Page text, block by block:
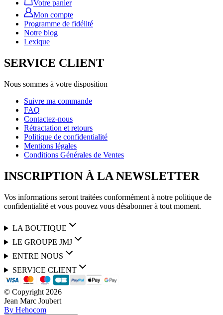
Votre panier
Mon compte
Programme de fidélité
Notre blog
Lexique
SERVICE CLIENT
Nous sommes à votre disposition
Suivre ma commande
FAQ
Contactez-nous
Rétractation et retours
Politique de confidentialité
Mentions légales
Conditions Générales de Ventes
INSCRIPTION À LA NEWSLETTER
Vos informations seront traitées conformément à notre politique de
confidentialité et vous pouvez vous désabonner à tout moment.
LA BOUTIQUE
LE GROUPE JMJ
ENTRE NOUS
SERVICE CLIENT
© Copyright 2026
Jean Marc Joubert
By Hehocom